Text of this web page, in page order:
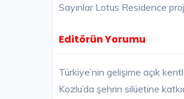
Sayınlar Lotus Residence
Editörün Yorumu
Türkiye’nin gelişime açık
Kozlu’da şehrin silüetine